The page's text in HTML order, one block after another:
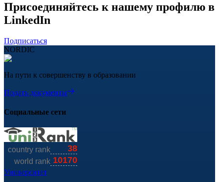
Присоединяйтесь к нашему профилю в
LinkedIn
Подписаться
NORDIC
На пути к совершенству в образовании
Подать документы
Социальные сети
Университет